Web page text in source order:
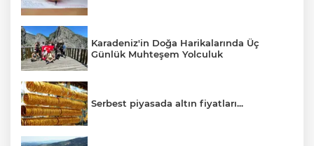
Karadeniz'in Doğa Harikalarında Üç
Günlük Muhteşem Yolculuk
Serbest piyasada altın fiyatları...